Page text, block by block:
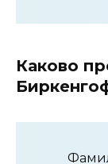
Каково